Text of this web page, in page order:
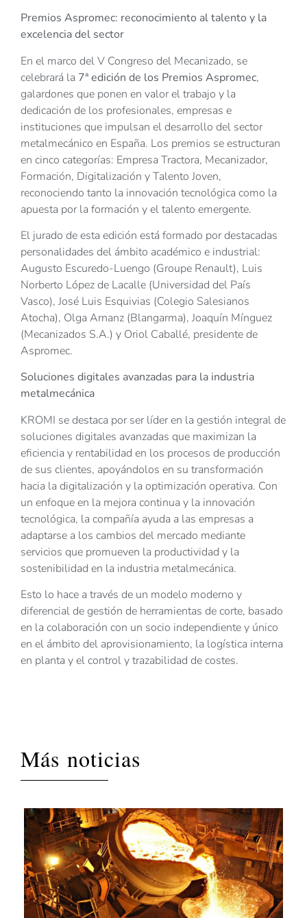
Premios Aspromec: reconocimiento al talento y la
excelencia del sector
En el marco del V Congreso del Mecanizado, se
celebrará la 7ª edición de los Premios Aspromec,
galardones que ponen en valor el trabajo y la
dedicación de los profesionales, empresas e
instituciones que impulsan el desarrollo del sector
metalmecánico en España. Los premios se estructuran
en cinco categorías: Empresa Tractora, Mecanizador,
Formación, Digitalización y Talento Joven,
reconociendo tanto la innovación tecnológica como la
apuesta por la formación y el talento emergente.
El jurado de esta edición está formado por destacadas
personalidades del ámbito académico e industrial:
Augusto Escuredo-Luengo (Groupe Renault), Luis
Norberto López de Lacalle (Universidad del País
Vasco), José Luis Esquivias (Colegio Salesianos
Atocha), Olga Arnanz (Blangarma), Joaquín Mínguez
(Mecanizados S.A.) y Oriol Caballé, presidente de
Aspromec.
Soluciones digitales avanzadas para la industria
metalmecánica
KROMI se destaca por ser líder en la gestión integral de
soluciones digitales avanzadas que maximizan la
eficiencia y rentabilidad en los procesos de producción
de sus clientes, apoyándolos en su transformación
hacia la digitalización y la optimización operativa. Con
un enfoque en la mejora continua y la innovación
tecnológica, la compañía ayuda a las empresas a
adaptarse a los cambios del mercado mediante
servicios que promueven la productividad y la
sostenibilidad en la industria metalmecánica.
Esto lo hace a través de un modelo moderno y
diferencial de gestión de herramientas de corte, basado
en la colaboración con un socio independiente y único
en el ámbito del aprovisionamiento, la logística interna
en planta y el control y trazabilidad de costes.
Más noticias